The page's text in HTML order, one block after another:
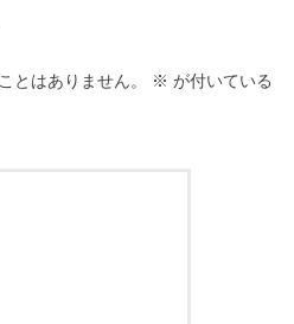
とはありません。 ※ が付いている